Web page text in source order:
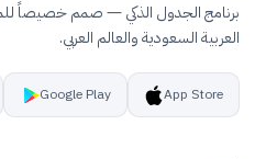
برنامج الجدول الذكي — صمم خصيصاً
العربية السعودية والعالم العربي.
App Store
Google Play